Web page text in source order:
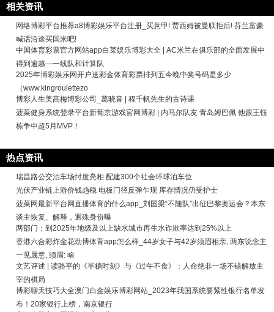
相关资讯
网络博彩平台推荐a8博彩娱乐平台注册_买意甲! 贾西姆被曼联拒后! 芬兰富豪
喊话沿途买国米吧!
中国体育彩票官方网站app白菜娱乐博彩大全 | AC米兰在俱乐部的全面发展中
得到逾越—一线队和计算队
2025年博彩娱乐网开户送彩金体育彩票排列五今晚中奖号码是多少
（www.kingroulettezo
博彩人生美高梅博彩公司_葛晓音 | 程千帆先生的古诗课
菠菜健身系统登录平台新葡京游戏官网博彩 | 内马尔队友 青岛姆巴佩 他跟王钰
栋争中超5月MVP！
热点资讯
瑞昌路公交泊车场忖度亮相 配建300个社会环球泊车位
光伏产业链上游价钱趋稳 电板门径反弹乍现 库存情况仍受护士
菠菜网最新平台网直播体育的什么app_刘国梁“不随队”出征巴黎奥运会？本东
谈主恢复、解释，迥殊身份曝
两部门：到2025年地级及以上缺水城市再生水诈欺率达到25%以上
香港六合彩炸金花劲博体育app怎么样_44岁女子与42岁须眉相亲, 两东说念主
一见属意, 须眉: 啥
文艺评述 | 读骆平的《半糖时刻》与《过午不食》：人命绝非一场不错解放主
宰的棋局
博彩聊天技巧大全澳门白金娱乐博彩网站_2023年我国系统要紧性银行名单发
布！20家银行上榜，南京银行